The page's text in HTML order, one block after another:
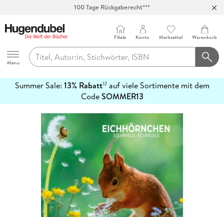
Hugendubel
Menu
Filiale Konto Merkzettel Warenkorb
Summer Sale: 13% Rabatt12auf viele Sortimente mit dem
CodeSOMMER13
erfahren